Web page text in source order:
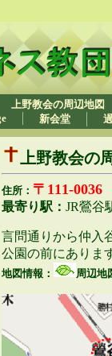
上野教会の周辺地図
新会堂
上野教会の
住所： 〒111-
最寄り駅： JR鶯谷
言問通りから仲入
公園の前にあり
地図情報： 周辺地